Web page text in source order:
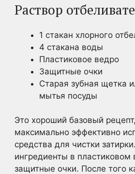
Раствор
1 стакан хлорного
4 стакана воды
Пластиковое ведро
Защитные очки
Старая зубная щетка
мытья посуды
Это хороший базовый
максимально эффективно
средства для чистки
ингредиенты в пластиковом
защитные очки. После того